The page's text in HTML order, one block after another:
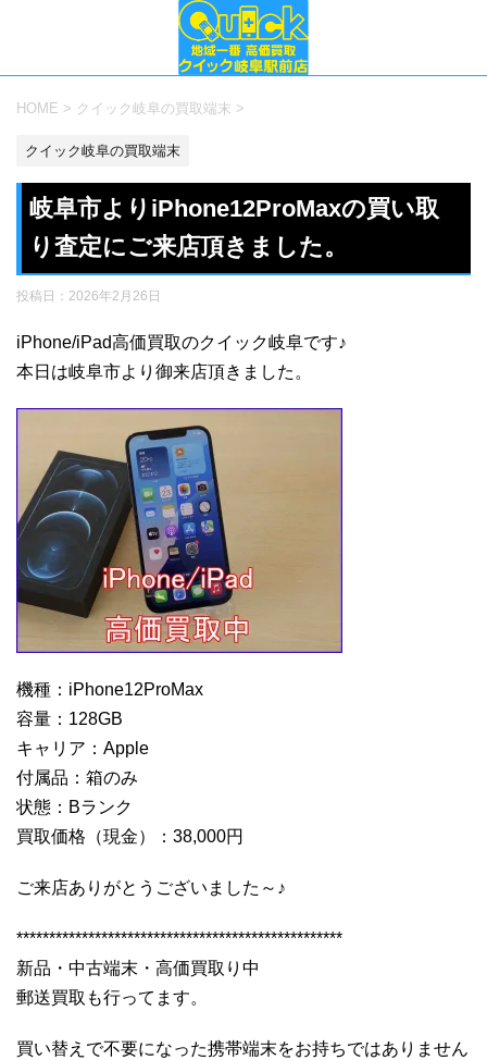
HOME > クイック岐阜の買取端末 >
クイック岐阜の買取端末
岐阜市よりiPhone12ProMaxの買い取
り査定にご来店頂きました。
投稿日： 2026年2月26日
iPhone/iPad高価買取のクイック岐阜です♪
本日は岐阜市より御来店頂きました。
機種：iPhone12ProMax
容量：128GB
キャリア：Apple
付属品：箱のみ
状態：Bランク
買取価格（現金）：38,000円
ご来店ありがとうございました～♪
**************************************************
新品・中古端末・高価買取り中
郵送買取も行ってます。
買い替えで不要になった携帯端末をお持ちではありません